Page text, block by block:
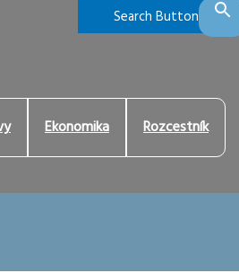
Search Button
Ekonomika Rozcestník